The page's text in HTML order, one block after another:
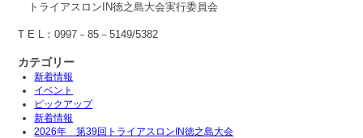
トライアスロンIN徳之島大会実行委員会
T E L：0997－85－5149/5382
カテゴリー
新着情報
イベント
ピックアップ
新着情報
2026年 第39回トライアスロンIN徳之島大会